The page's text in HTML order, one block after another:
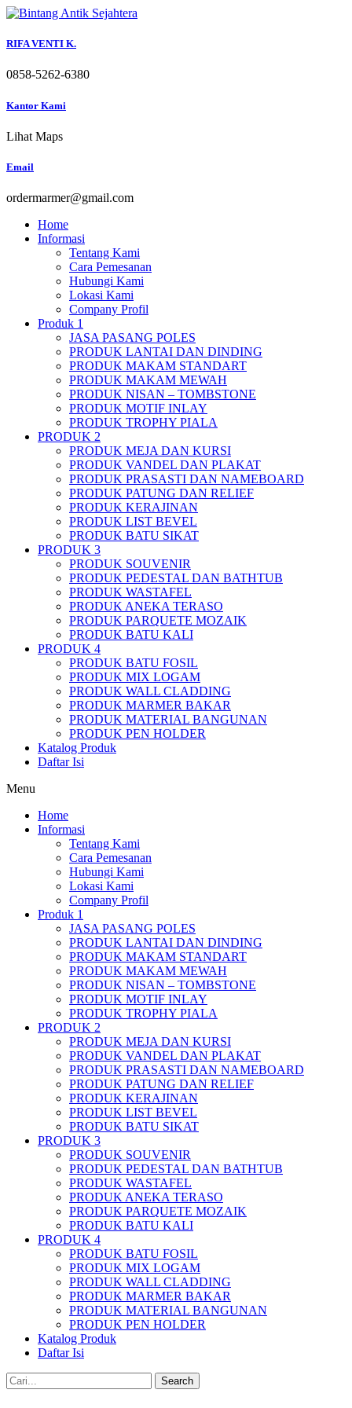
Skip
content
RIFA VENTI K.
0858-5262-6380
Kantor Kami
Lihat Maps
Email
ordermarmer@gmail.com
Home
Informasi
Tentang Kami
Cara Pemesanan
Hubungi Kami
Lokasi Kami
Company Profil
Produk 1
JASA PASANG POLES
PRODUK LANTAI DAN DINDING
PRODUK MAKAM STANDART
PRODUK MAKAM MEWAH
PRODUK NISAN – TOMBSTONE
PRODUK MOTIF INLAY
PRODUK TROPHY PIALA
PRODUK 2
PRODUK MEJA DAN KURSI
PRODUK VANDEL DAN PLAKAT
PRODUK PRASASTI DAN NAMEBOARD
PRODUK PATUNG DAN RELIEF
PRODUK KERAJINAN
PRODUK LIST BEVEL
PRODUK BATU SIKAT
PRODUK 3
PRODUK SOUVENIR
PRODUK PEDESTAL DAN BATHTUB
PRODUK WASTAFEL
PRODUK ANEKA TERASO
PRODUK PARQUETE MOZAIK
PRODUK BATU KALI
PRODUK 4
PRODUK BATU FOSIL
PRODUK MIX LOGAM
PRODUK WALL CLADDING
PRODUK MARMER BAKAR
PRODUK MATERIAL BANGUNAN
PRODUK PEN HOLDER
Katalog Produk
Daftar Isi
Menu
Home
Informasi
Tentang Kami
Cara Pemesanan
Hubungi Kami
Lokasi Kami
Company Profil
Produk 1
JASA PASANG POLES
PRODUK LANTAI DAN DINDING
PRODUK MAKAM STANDART
PRODUK MAKAM MEWAH
PRODUK NISAN – TOMBSTONE
PRODUK MOTIF INLAY
PRODUK TROPHY PIALA
PRODUK 2
PRODUK MEJA DAN KURSI
PRODUK VANDEL DAN PLAKAT
PRODUK PRASASTI DAN NAMEBOARD
PRODUK PATUNG DAN RELIEF
PRODUK KERAJINAN
PRODUK LIST BEVEL
PRODUK BATU SIKAT
PRODUK 3
PRODUK SOUVENIR
PRODUK PEDESTAL DAN BATHTUB
PRODUK WASTAFEL
PRODUK ANEKA TERASO
PRODUK PARQUETE MOZAIK
PRODUK BATU KALI
PRODUK 4
PRODUK BATU FOSIL
PRODUK MIX LOGAM
PRODUK WALL CLADDING
PRODUK MARMER BAKAR
PRODUK MATERIAL BANGUNAN
PRODUK PEN HOLDER
Katalog Produk
Daftar Isi
Search